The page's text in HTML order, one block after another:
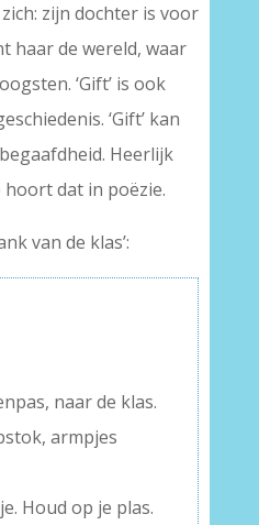
zijn dochter is voor
haar de wereld, waar
‘Gift’ is ook
‘Gift’ kan
Heerlijk
dat in poëzie.
van de klas’:
naar de klas.
armpjes
Houd op je plas.